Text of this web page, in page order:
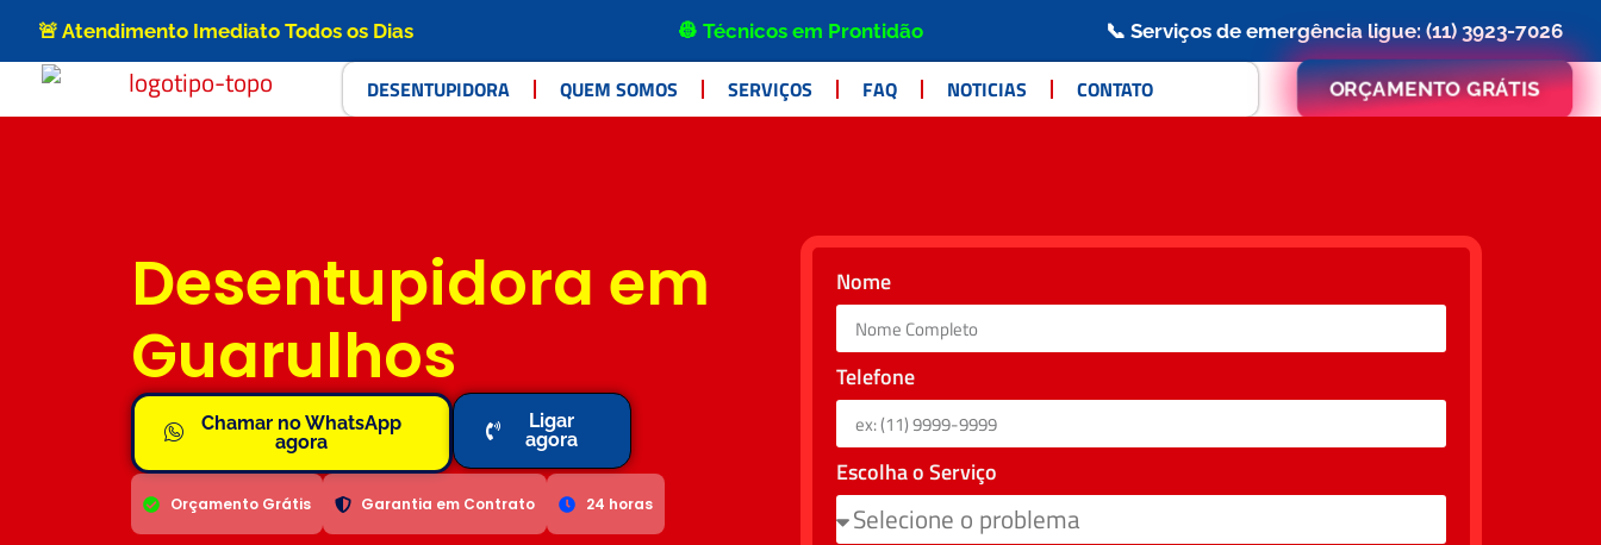
🚨 Atendimento Imediato Todos os Dias 👷 Técnicos em Prontidão 📞 Serviços de emergência ligue: (11) 3923-7026
DESENTUPIDORA QUEM SOMOS SERVIÇOS FAQ NOTICIAS CONTATO ORÇAMENTO GRÁTIS
Desentupidora em
Guarulhos
Chamar no WhatsApp
agora
Ligar
agora
Orçamento Grátis Garantia em Contrato 24 horas
Nome
Telefone
Escolha o Serviço